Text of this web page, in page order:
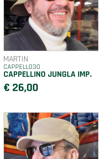
MARTIN
CAPPELLO30
CAPPELLINO JUNGLA IMP.
€ 26,00